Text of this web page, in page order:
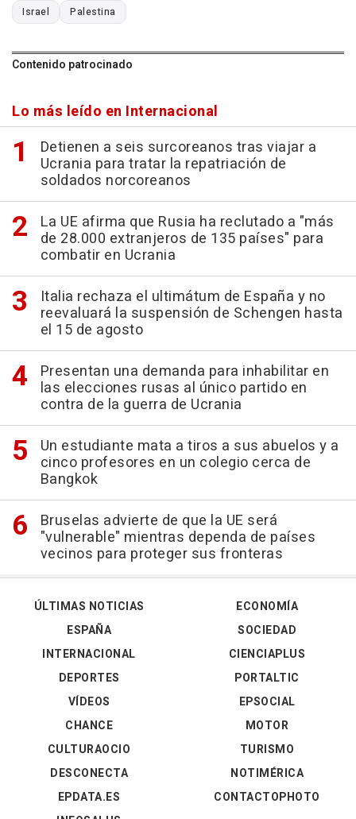
Israel Palestina
Contenido patrocinado
Lo más leído en Internacional
Detienen a seis surcoreanos tras viajar a
Ucrania para tratar la repatriación de
soldados norcoreanos
La UE afirma que Rusia ha reclutado a "más
de 28.000 extranjeros de 135 países" para
combatir en Ucrania
Italia rechaza el ultimátum de España y no
reevaluará la suspensión de Schengen hasta
el 15 de agosto
Presentan una demanda para inhabilitar en
las elecciones rusas al único partido en
contra de la guerra de Ucrania
Un estudiante mata a tiros a sus abuelos y a
cinco profesores en un colegio cerca de
Bangkok
Bruselas advierte de que la UE será
"vulnerable" mientras dependa de países
vecinos para proteger sus fronteras
ÚLTIMAS NOTICIAS
ESPAÑA
INTERNACIONAL
DEPORTES
VÍDEOS
ECONOMÍA
SOCIEDAD
CIENCIAPLUS
PORTALTIC
EPSOCIAL
CHANCE
CULTURAOCIO
DESCONECTA
EPDATA.ES
MOTOR
TURISMO
NOTIMÉRICA
CONTACTOPHOTO